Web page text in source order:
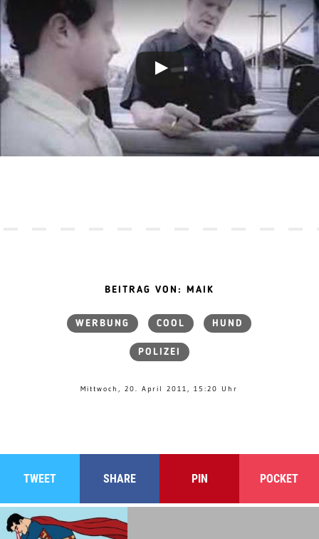
BEITRAG VON: MAIK
WERBUNG COOL HUND
POLIZEI
Mittwoch, 20. April 2011, 15:20 Uhr
TWEET SHARE PIN POCKET